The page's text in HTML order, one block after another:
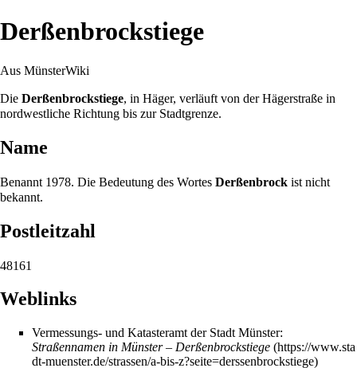
Derßenbrockstiege
Aus MünsterWiki
Die Derßenbrockstiege, in Häger, verläuft von derHägerstraße in
nordwestliche Richtung bis zur Stadtgrenze.
Name
Benannt 1978. Die Bedeutung des Wortes Derßenbrock ist nicht
bekannt.
Postleitzahl
48161
Weblinks
Vermessungs- und Katasteramt der Stadt Münster:
Straßennamen in Münster – Derßenbrockstiege